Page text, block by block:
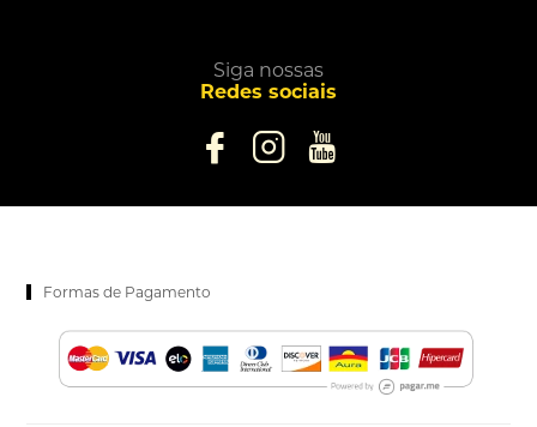
Siga nossas
Redes sociais
Formas de Pagamento